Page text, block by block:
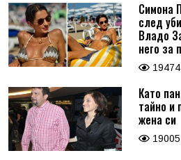
Симона
след
Владо
него за
19474
Като
тайно и
жена си
19005